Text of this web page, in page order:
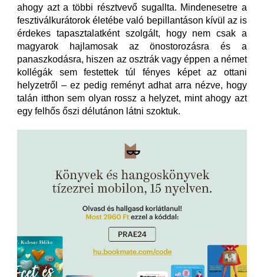
ahogy azt a többi résztvevő sugallta. Mindenesetre a
fesztiválkurátorok életébe való bepillantáson kívül az is
érdekes tapasztalatként szolgált, hogy nem csak a
magyarok hajlamosak az önostorozásra és a
panaszkodásra, hiszen az osztrák vagy éppen a német
kollégák sem festettek túl fényes képet az ottani
helyzetről – ez pedig reményt adhat arra nézve, hogy
talán itthon sem olyan rossz a helyzet, mint ahogy azt
egy felhős őszi délutánon látni szoktuk.